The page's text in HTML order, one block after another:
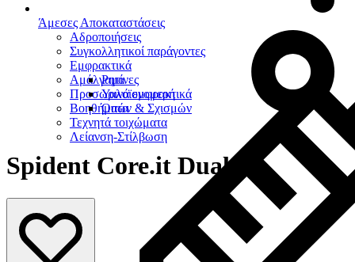
Άμεσες Αποκαταστάσεις
Αδροποιήσεις
Συγκολλητικοί παράγοντες
Εμφρακτικά
Ρητίνες
Υαλοϊονομερή
Οπών & Σχισμών
Αμάλγαμα
Προσωρινά εμφρακτικά
Βοηθήματα
Τεχνητά τοιχώματα
Λείανση-Στίλβωση
Spident Core.it Dual